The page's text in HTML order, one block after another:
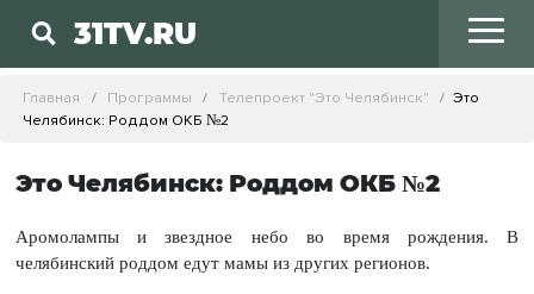
31TV.RU
Главная Программы Телепроект "Это Челябинск"
Это
Челябинск: Роддом ОКБ №2
Это Челябинск: Роддом ОКБ №2
Аромолампы и звездное небо во время рождения. В
челябинский роддом едут мамы из других регионов.